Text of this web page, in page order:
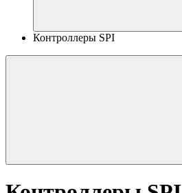
Контроллеры SPI